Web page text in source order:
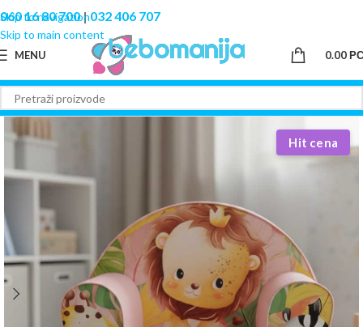
Skip to navigation
Skip to main content
060 16 80 700|032 406 707
MENU 0.00
Hit cena